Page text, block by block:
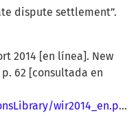
dispute settlement”.
2014 [en línea]. New
p. 62 [consultada en
wir2014_en.pdf